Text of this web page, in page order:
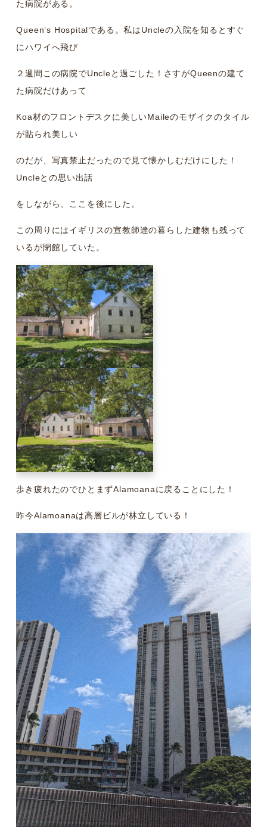
た病院がある。
Queen’s Hospitalである。私はUncleの入院を知るとすぐ
にハワイへ飛び
２週間この病院でUncleと過ごした！さすがQueenの建て
た病院だけあって
Koa材のフロントデスクに美しいMaileのモザイクのタイル
が貼られ美しい
のだが、写真禁止だったので見て懐かしむだけにした！
Uncleとの思い出話
をしながら、ここを後にした。
この周りにはイギリスの宣教師達の暮らした建物も残って
いるが閉館していた。
歩き疲れたのでひとまずAlamoanaに戻ることにした！
昨今Alamoanaは高層ビルが林立している！